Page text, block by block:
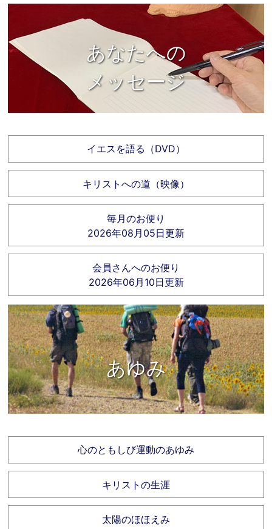
あなたへの
メッセージ
イエスを語る（DVD）
キリストへの道（映像）
毎月のお便り
2026年08月05日更新
会員さんへのお便り
2026年06月10日更新
あゆみ
心のともしび運動のあゆみ
キリストの生涯
太陽のほほえみ